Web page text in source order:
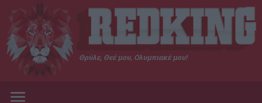
Θρύλε, Θεέ μου, Ολυμπιακέ μου!
Toggle